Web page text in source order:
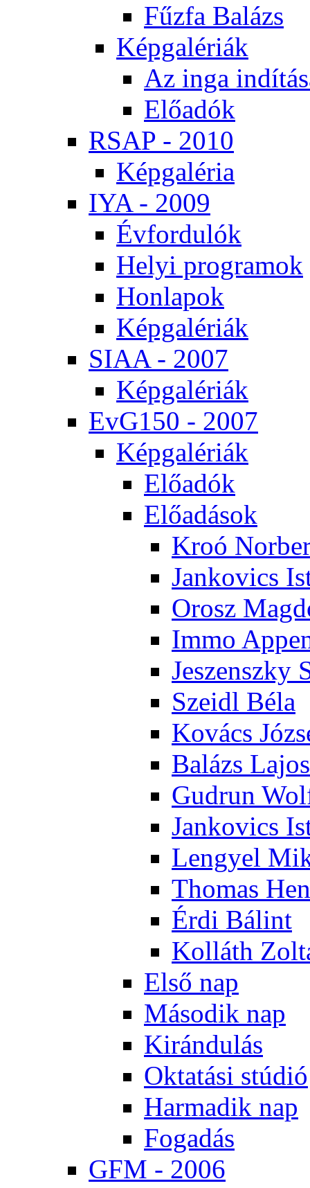
Fűz­fa Ba­lázs
Kép­ga­lé­ri­ák
Az in­ga
Elő­adók
RSAP - 2010
Kép­ga­lé­ria
IYA - 2009
Év­for­du­lók
He­lyi prog­ra­mok
Hon­la­pok
Kép­ga­lé­ri­ák
SI­AA - 2007
Kép­ga­lé­ri­ák
EvG150 - 2007
Kép­ga­lé­ri­ák
Elő­adók
Elő­adá­sok
Kroó
Jan­ko­vics
Orosz
Im­mo
Je­szensz­ky
Szeidl Bé­la
Ko­vács
Ba­lázs La­jos
Gud­run
Jan­ko­vics
Len­gyel
Tho­mas
Ér­di Bá­lint
Kol­láth
El­ső nap
Má­so­dik nap
Ki­rán­du­lás
Ok­ta­tá­si stú­dió
Har­ma­dik nap
Fo­ga­dás
GFM - 2006